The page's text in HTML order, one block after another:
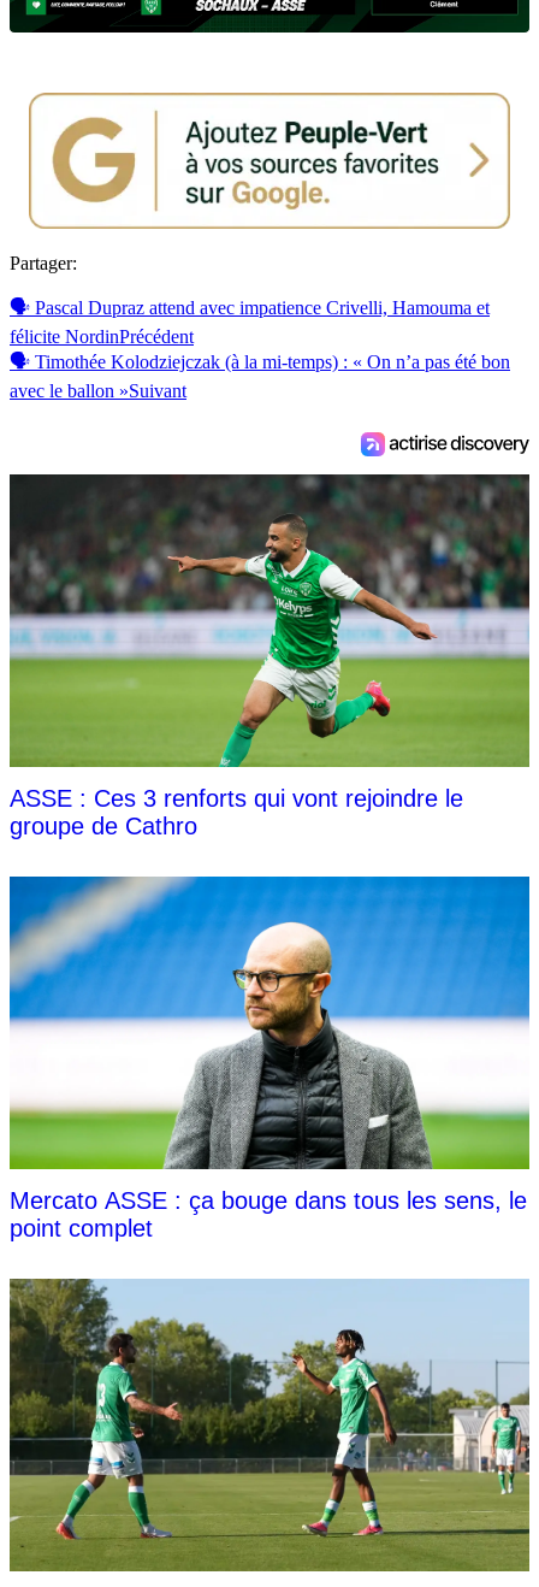
Partager:
🗣 Pascal Dupraz attend avec impatience Crivelli, Hamouma et
félicite NordinPrécédent
🗣 Timothée Kolodziejczak (à la mi-temps) : « On n’a pas été bon
avec le ballon »Suivant
ASSE : Ces 3 renforts qui vont rejoindre le
groupe de Cathro
Mercato ASSE : ça bouge dans tous les sens, le
point complet